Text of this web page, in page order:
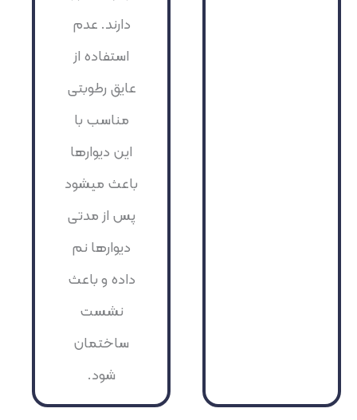
دارند. عدم
استفاده از
عایق رطوبتی
مناسب با
این دیوارها
باعث میشود
پس از مدتی
دیوارها نم
داده و باعث
نشست
ساختمان
شود.